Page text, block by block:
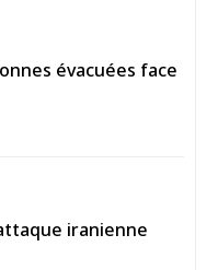
évacuées face
iranienne